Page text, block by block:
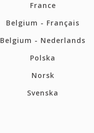
France
Belgium - Français
Belgium - Nederlands
Polska
Norsk
Svenska